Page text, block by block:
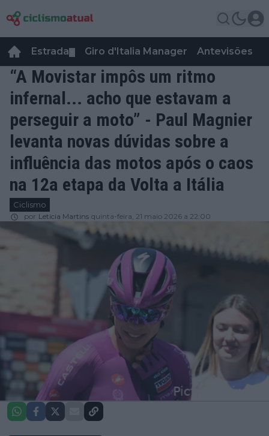
Estrada Giro d'Italia Manager Antevisões
“A Movistar impôs um ritmo
infernal... acho que estavam a
perseguir a moto” - Paul Magnier
levanta novas dúvidas sobre a
influência das motos após o caos
na 12a etapa da Volta a Itália
Ciclismo
por Leticia Martins quinta-feira, 21 maio 2026 a 22:00